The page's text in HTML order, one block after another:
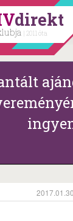
direkt
| 2011 óta